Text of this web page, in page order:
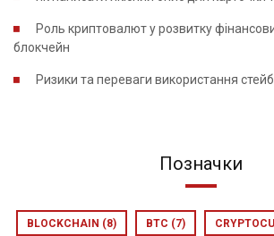
Роль криптовалют у розвитку
блокчейн
Ризики та переваги використання
Позначки
BLOCKCHAIN (8) BTC (7)